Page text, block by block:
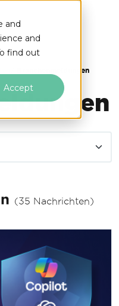
and
and
find out
Accept
Branchenmeldungen
(35 Nachrichten)